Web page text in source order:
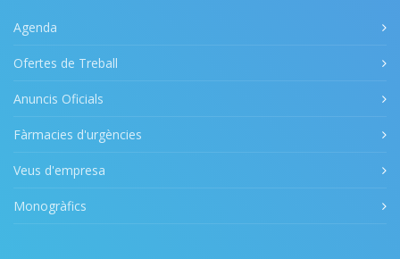
Agenda
Ofertes de Treball
Anuncis Oficials
Fàrmacies d'urgències
Veus d'empresa
Monogràfics